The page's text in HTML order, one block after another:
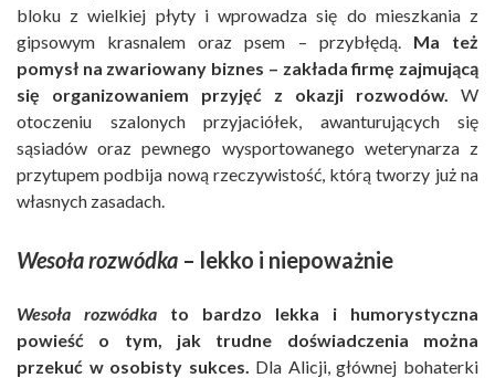
bloku z wielkiej płyty i wprowadza się do mieszkania z
gipsowym krasnalem oraz psem – przybłędą. Ma też
pomysł na zwariowany biznes – zakłada firmę zajmującą
się organizowaniem przyjęć z okazji rozwodów. W
otoczeniu szalonych przyjaciółek, awanturujących się
sąsiadów oraz pewnego wysportowanego weterynarza z
przytupem podbija nową rzeczywistość, którą tworzy już na
własnych zasadach.
Wesoła rozwódka – lekko i niepoważnie
Wesoła rozwódka to bardzo lekka i humorystyczna
powieść o tym, jak trudne doświadczenia można
przekuć w osobisty sukces. Dla Alicji, głównej bohaterki